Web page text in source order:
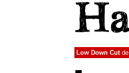
Low Down Cutde